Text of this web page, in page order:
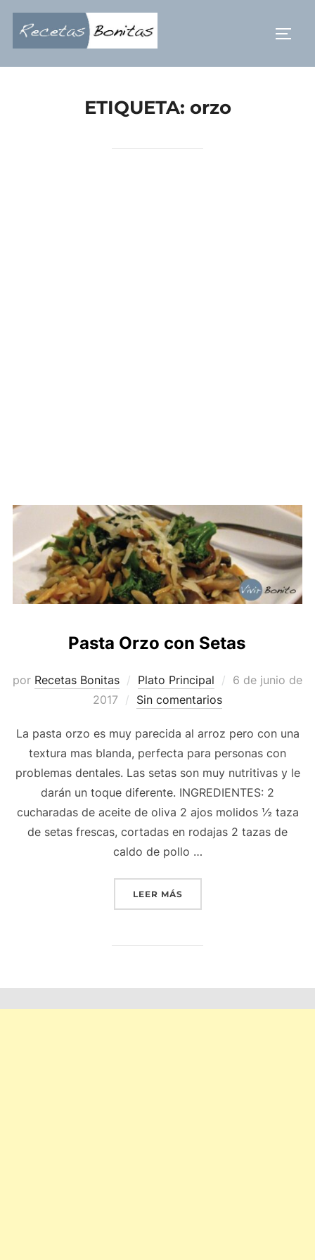
Saltar
contenido
ETIQUETA: orzo
Pasta Orzo con Setas
por Recetas Bonitas Plato Principal
Publicado
6 de junio de
2017
Sin comentarios
La pasta orzo es muy parecida al arroz pero con una
textura mas blanda, perfecta para personas con
problemas dentales. Las setas son muy nutritivas y le
darán un toque diferente. INGREDIENTES: 2
cucharadas de aceite de oliva 2 ajos molidos ½ taza
de setas frescas, cortadas en rodajas 2 tazas de
caldo de pollo …
LEER MÁS«PASTA ORZO CON